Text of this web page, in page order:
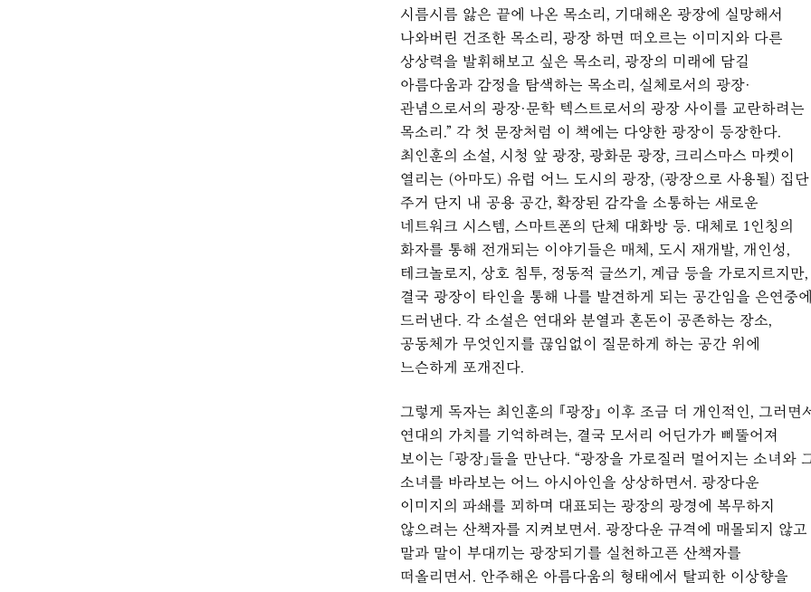
시름시름 앓은 끝에 나온 목소리, 기대해온 광장에 실망해서
나와버린 건조한 목소리, 광장 하면 떠오르는 이미지와 다른
상상력을 발휘해보고 싶은 목소리, 광장의 미래에 담길
아름다움과 감정을 탐색하는 목소리, 실체로서의 광장·
관념으로서의 광장·문학 텍스트로서의 광장 사이를 교란하려는
목소리.” 각 첫 문장처럼 이 책에는 다양한 광장이 등장한다.
최인훈의 소설, 시청 앞 광장, 광화문 광장, 크리스마스 마켓이
열리는 (아마도) 유럽 어느 도시의 광장, (광장으로 사용될) 집단
주거 단지 내 공용 공간, 확장된 감각을 소통하는 새로운
네트워크 시스템, 스마트폰의 단체 대화방 등. 대체로 1인칭의
화자를 통해 전개되는 이야기들은 매체, 도시 재개발, 개인성,
테크놀로지, 상호 침투, 정동적 글쓰기, 계급 등을 가로지르지만,
결국 광장이 타인을 통해 나를 발견하게 되는 공간임을 은연중에
드러낸다. 각 소설은 연대와 분열과 혼돈이 공존하는 장소,
공동체가 무엇인지를 끊임없이 질문하게 하는 공간 위에
느슨하게 포개진다.
그렇게 독자는 최인훈의 『광장』 이후 조금 더 개인적인, 그러면
연대의 가치를 기억하려는, 결국 모서리 어딘가가 삐뚤어져
보이는 「광장」들을 만난다. “광장을 가로질러 멀어지는 소녀와
소녀를 바라보는 어느 아시아인을 상상하면서. 광장다운
이미지의 파쇄를 꾀하며 대표되는 광장의 광경에 복무하지
않으려는 산책자를 지켜보면서. 광장다운 규격에 매몰되지 않고
말과 말이 부대끼는 광장되기를 실천하고픈 산책자를
떠올리면서. 안주해온 아름다움의 형태에서 탈피한 이상향을